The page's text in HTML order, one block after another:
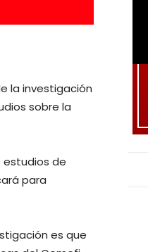
la investigación
sobre la
estudios de
para
es que